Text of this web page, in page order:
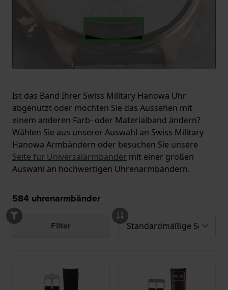
Ist das Band Ihrer Swiss Military Hanowa Uhr
abgenutzt oder möchten Sie das Aussehen mit
einem anderen Farb- oder Materialband ändern?
Wählen Sie aus unserer Auswahl an Swiss Military
Hanowa Armbändern oder besuchen Sie unsere
Seite für Universalarmbänder mit einer großen
Auswahl an hochwertigen Uhrenarmbändern.
584 uhrenarmbänder
Filter